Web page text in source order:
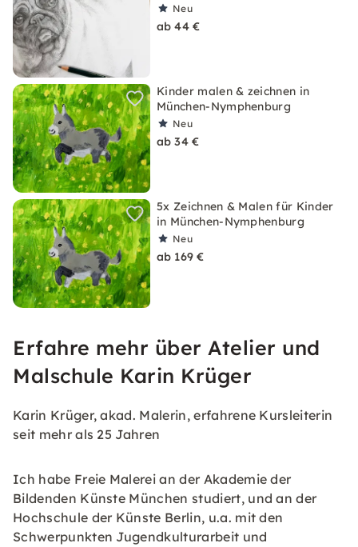
Neu
ab 44 €
Kinder malen & zeichnen in
München-Nymphenburg
Neu
ab 34 €
5x Zeichnen & Malen für Kinder
in München-Nymphenburg
Neu
ab 169 €
Erfahre mehr über Atelier und
Malschule Karin Krüger
Karin Krüger, akad. Malerin, erfahrene Kursleiterin
seit mehr als 25 Jahren
Ich habe Freie Malerei an der Akademie der
Bildenden Künste München studiert, und an der
Hochschule der Künste Berlin, u.a. mit den
Schwerpunkten Jugendkulturarbeit und